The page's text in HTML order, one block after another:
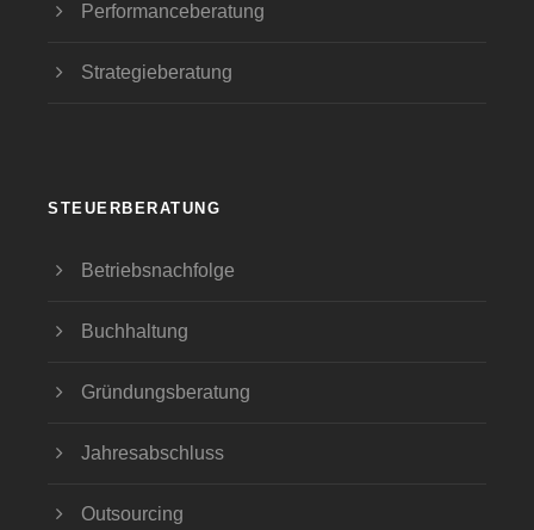
Performanceberatung
Strategieberatung
STEUERBERATUNG
Betriebsnachfolge
Buchhaltung
Gründungsberatung
Jahresabschluss
Outsourcing